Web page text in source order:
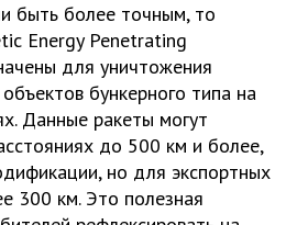
быть более точным, то
Energy Penetrating
для уничтожения
бункерного типа на
Данные ракеты могут
до 500 км и более,
но для экспортных
300 км. Это полезная